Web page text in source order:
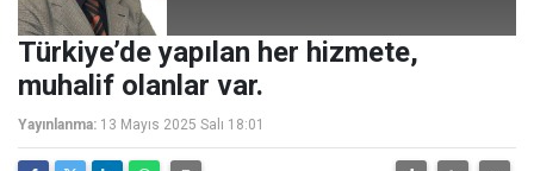
Türkiye’de yapılan her hizmete,
muhalif olanlar var.
Yayınlanma: 13 Mayıs 2025 Salı 18:01